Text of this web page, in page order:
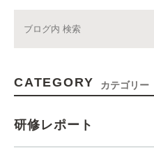
CATEGORY カテゴリー
研修レポート